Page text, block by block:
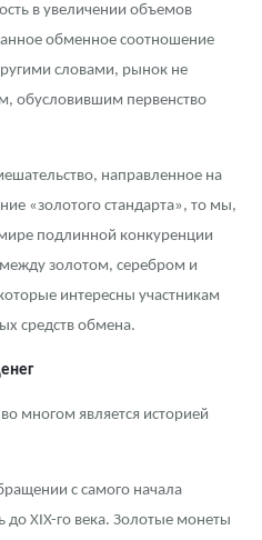
в увеличении объемов
обменное соотношение
словами, рынок не
обусловившим первенство
направленное на
«золотого стандарта», то мы,
подлинной конкуренции
золотом, серебром и
интересны участникам
средств обмена.
многом является историей
с самого начала
до XIX-го века. Золотые монеты